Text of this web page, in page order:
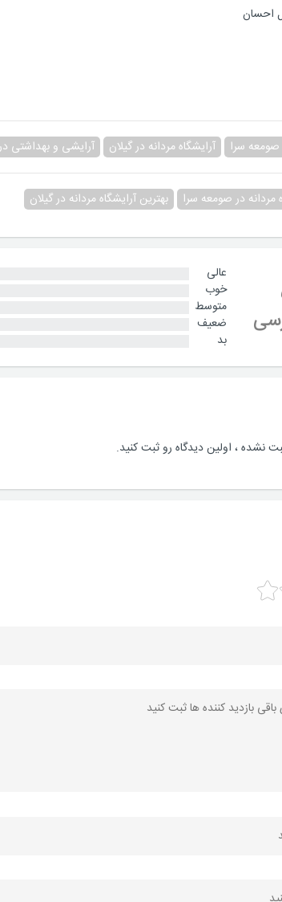
احسان
صومعه سرا آرایشگاه مردانه در گیلان آرایشی و بهداشتی
مردانه در صومعه سرا بهترین آرایشگاه مردانه در گیلان
عالی
خوب
متوسط
ضعیف
بد
نشده ، اولین دیدگاه رو ثبت کنید.